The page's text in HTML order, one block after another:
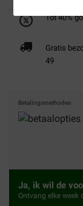
Tot 40%
Gratis
49
Betalingsmethoden
Ja, ik wil de
Ontvang elke week